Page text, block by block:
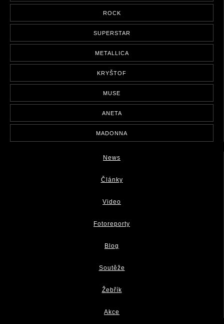
ROCK
SUPERSTAR
METALLICA
KRYŠTOF
MUSE
ANETA
MADONNA
News
Články
Video
Fotoreporty
Blog
Soutěže
Žebřík
Akce